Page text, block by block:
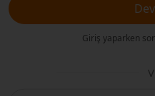
Giriş yaparken